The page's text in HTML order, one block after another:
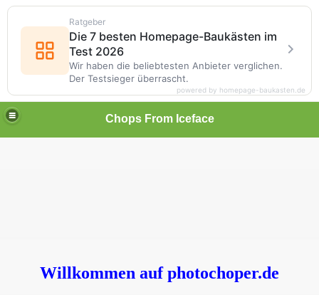
Chops From Iceface
Willkommen auf photochoper.de
Ratgeber
Die 7 besten Homepage-Baukästen im
Test 2026
Wir haben die beliebtesten Anbieter verglichen.
Der Testsieger überrascht.
powered by homepage-baukasten.de